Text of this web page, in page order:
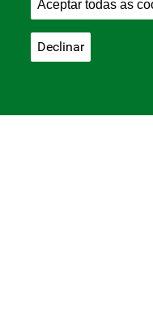
Aceptar todas as
Declinar